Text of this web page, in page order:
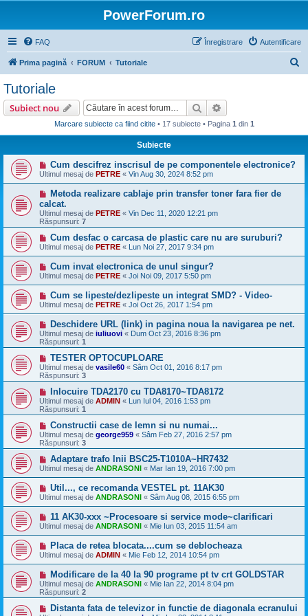
PowerForum.ro
FAQ Autentificare
Înregistrare
Prima pagină FORUM Tutoriale
Tutoriale
Subiect nou Căutare
Marcare subiecte ca fiind citite• 17 subiecte • Pagina 1 din 1
Subiecte
Cum descifrez inscrisul de pe componentele electronice?
Ultimul mesaj de PETRE « Vin Aug 30, 2024 8:52 pm
Metoda realizare cablaje prin transfer toner fara fier de
calcat.
Ultimul mesaj de PETRE « Vin Dec 11, 2020 12:21 pm
Răspunsuri: 7
Cum desfac o carcasa de plastic care nu are suruburi?
Ultimul mesaj de PETRE « Lun Noi 27, 2017 9:34 pm
Cum invat electronica de unul singur?
Ultimul mesaj de PETRE « Joi Noi 09, 2017 5:50 pm
Cum se lipeste/dezlipeste un integrat SMD? - Video-
Ultimul mesaj de PETRE « Joi Oct 26, 2017 1:54 pm
Deschidere URL (link) in pagina noua la navigarea pe net.
Ultimul mesaj de iuliuovi « Dum Oct 23, 2016 8:36 pm
Răspunsuri: 1
TESTER OPTOCUPLOARE
Ultimul mesaj de vasile60 « Sâm Oct 01, 2016 8:17 pm
Răspunsuri: 3
Inlocuire TDA2170 cu TDA8170~TDA8172
Ultimul mesaj de ADMIN « Lun Iul 04, 2016 1:53 pm
Răspunsuri: 1
Constructii case de lemn si nu numai...
Ultimul mesaj de george959 « Sâm Feb 27, 2016 2:57 pm
Răspunsuri: 3
Adaptare trafo lnii BSC25-T1010A~HR7432
Ultimul mesaj de ANDRASONI « Mar Ian 19, 2016 7:00 pm
Util..., ce recomanda VESTEL pt. 11AK30
Ultimul mesaj de ANDRASONI « Sâm Aug 08, 2015 6:55 pm
11 AK30-xxx ~Procesoare si service mode~clarificari
Ultimul mesaj de ANDRASONI « Mie Iun 03, 2015 11:54 am
Placa de retea blocata....cum se deblocheaza
Ultimul mesaj de ADMIN « Mie Feb 12, 2014 10:54 pm
Modificare de la 40 la 90 programe pt tv crt GOLDSTAR
Ultimul mesaj de ANDRASONI « Mie Ian 22, 2014 8:04 pm
Răspunsuri: 2
Distanta fata de televizor in functie de diagonala ecranului